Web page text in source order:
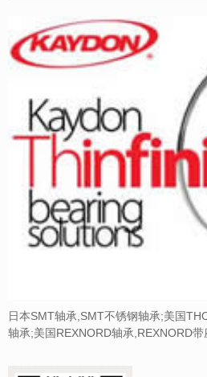
日本SMT轴承,SMT不锈钢轴承;美国
轴承;美国REXNORD轴承,REXNORD带